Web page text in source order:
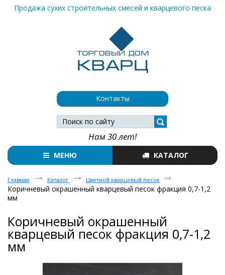
Контакты
Продажа сухих строительных смесей и кварцевого песка
Нам 30 лет!
МЕНЮ КАТАЛОГ
Главная Каталог Цветной кварцевый песок
Коричневый окрашенный кварцевый песок фракция 0,7-1,2
мм
Коричневый окрашенный
кварцевый песок фракция 0,7-1,2
мм